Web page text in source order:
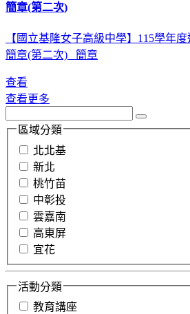
簡章(第二次)
【國立基隆女子高級中學】115學年
簡章(第二次) 簡章
查看
查看更多
區域分類
北北基
新北
桃竹苗
中彰投
雲嘉南
高東屏
宜花
活動分類
教育講座